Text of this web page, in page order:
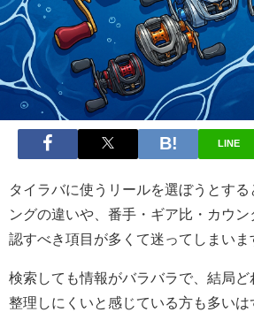
LINE
タイラバに使うリールを選ぼうとする
ングの違いや、番手・ギア比・カウ
認すべき項目が多くて迷ってしまいま
検索しても情報がバラバラで、結局
整理しにくいと感じている方も多いは